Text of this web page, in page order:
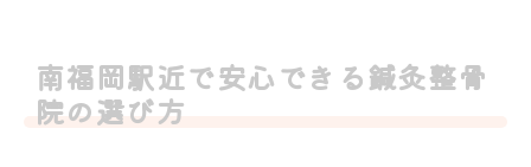
プライバシー配慮のある鍼灸整骨院の探し
方
南福岡駅近で安心できる鍼灸整骨
院の選び方